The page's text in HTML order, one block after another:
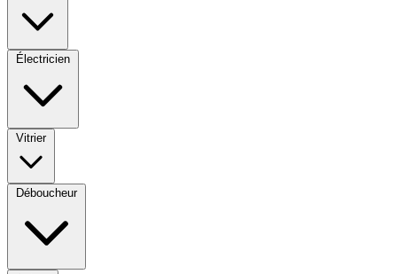
Électricien
Vitrier
Déboucheur